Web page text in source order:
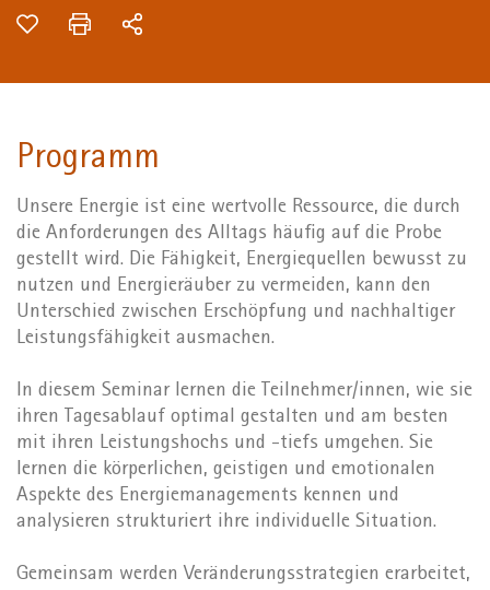
Programm
Unsere Energie ist eine wertvolle Ressource, die durch
die Anforderungen des Alltags häufig auf die Probe
gestellt wird. Die Fähigkeit, Energiequellen bewusst zu
nutzen und Energieräuber zu vermeiden, kann den
Unterschied zwischen Erschöpfung und nachhaltiger
Leistungsfähigkeit ausmachen.
In diesem Seminar lernen die Teilnehmer/innen, wie sie
ihren Tagesablauf optimal gestalten und am besten
mit ihren Leistungshochs und -tiefs umgehen. Sie
lernen die körperlichen, geistigen und emotionalen
Aspekte des Energiemanagements kennen und
analysieren strukturiert ihre individuelle Situation.
Gemeinsam werden Veränderungsstrategien erarbeitet,